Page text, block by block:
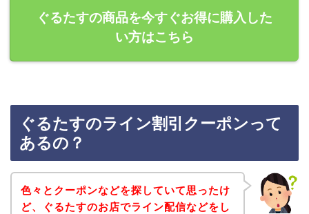
ぐるたすの商品を今すぐお得に購入した
い方はこちら
ぐるたすのライン割引クーポンって
あるの？
色々とクーポンなどを探していて思ったけ
ど、ぐるたすのお店でライン配信などをし